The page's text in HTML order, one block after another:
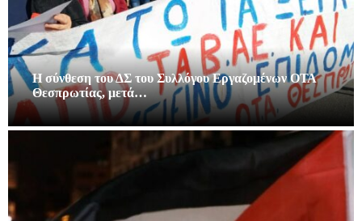
Η σύνθεση του ΔΣ του Συλλόγου Εργαζομένων ΟΤΑ
Θεσπρωτίας, μετά…